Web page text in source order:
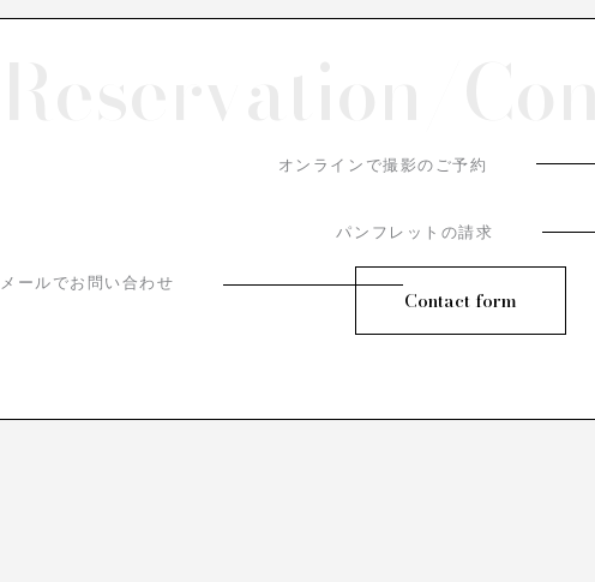
オンラインで撮影のご予約
パンフレットの請求
メールでお問い合わせ
Contact form